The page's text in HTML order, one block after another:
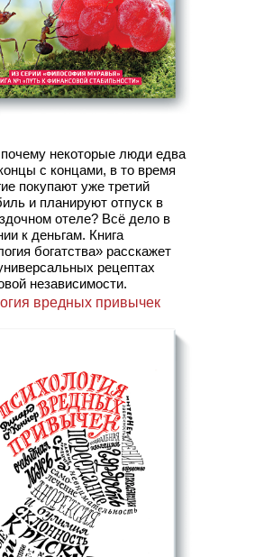
некоторые люди едва
с концами, в то время
покупают уже третий
и планируют отпуск в
отеле? Всё дело в
к деньгам. Книга
богатства» расскажет
рецептах
независимости.
вредных привычек